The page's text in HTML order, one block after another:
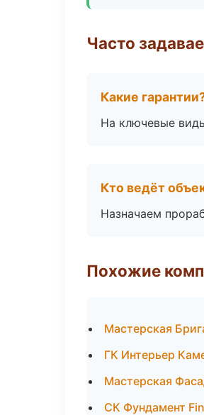
Часто
Какие
На ключевые
Кто ведёт
Назначаем
Похожие
Мастерская
ГК Интерьер
Мастерская
СК Фундамент